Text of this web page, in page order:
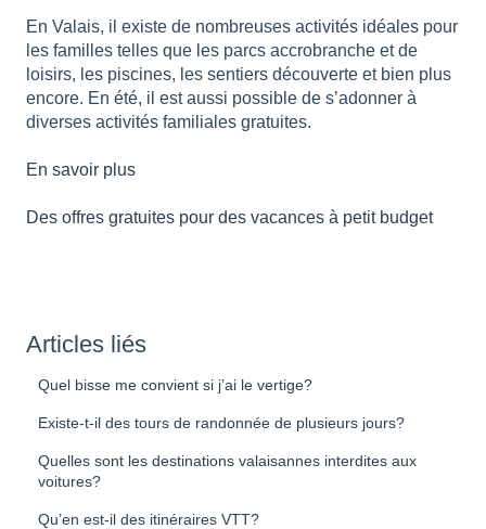
En Valais, il existe de nombreuses activités idéales pour
les familles telles que les parcs accrobranche et de
loisirs, les piscines, les sentiers découverte et bien plus
encore. En été, il est aussi possible de s’adonner à
diverses activités familiales gratuites.
En savoir plus
Des offres gratuites pour des vacances à petit budget
Articles liés
Quel bisse me convient si j’ai le vertige?
Existe-t-il des tours de randonnée de plusieurs jours?
Quelles sont les destinations valaisannes interdites aux
voitures?
Qu’en est-il des itinéraires VTT?